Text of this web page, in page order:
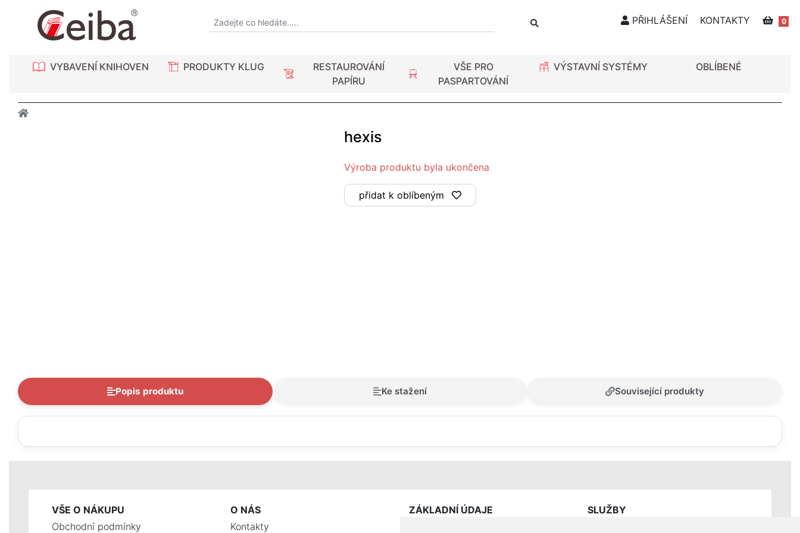
PŘIHLÁŠENÍ KONTAKTY 0
VYBAVENÍ KNIHOVEN PRODUKTY KLUG
RESTAUROVÁNÍ
PAPÍRU
VŠE PRO
PASPARTOVÁNÍ
VÝSTAVNÍ SYSTÉMY OBLÍBENÉ
hexis
Výroba produktu byla ukončena
přidat k oblíbeným
Popis produktu Ke stažení Související produkty
VŠE O NÁKUPU
Obchodní podmínky
O NÁS
Kontakty
ZÁKLADNÍ ÚDAJE
SLUŽBY